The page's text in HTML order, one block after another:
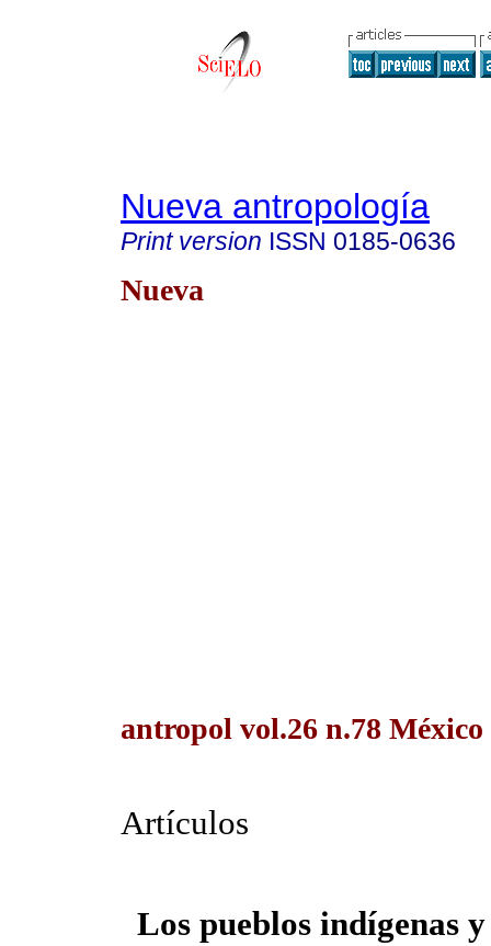
Nueva antropología
Print version ISSN 0185-0636
Nueva
antropol vol.26 n.78
Artículos
Los pueblos indígenas